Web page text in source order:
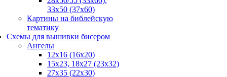
33x50 (37x60)
Картины на библейскую
тематику
Схемы для вышивки бисером
Ангелы
12х16 (16х20)
15x23, 18х27 (23х32)
27х35 (22х30)